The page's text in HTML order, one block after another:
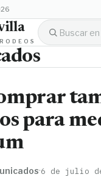
para
·6 de julio